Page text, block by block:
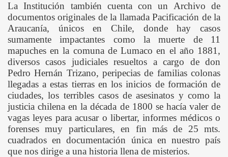
La Institución también cuenta con un Archivo de
documentos originales de la llamada Pacificación de la
Araucanía, únicos en Chile, donde hay casos
sumamente impactantes como la muerte de 11
mapuches en la comuna de Lumaco en el año 1881,
diversos casos judiciales resueltos a cargo de don
Pedro Hernán Trizano, peripecias de familias colonas
llegadas a estas tierras en los inicios de formación de
ciudades, los terribles casos de asesinatos y como la
justicia chilena en la década de 1800 se hacía valer de
vagas leyes para acusar o libertar, informes médicos o
forenses muy particulares, en fin más de 25 mts.
cuadrados en documentación única en nuestro país
que nos dirige a una historia llena de misterios.
A LA CIUDAD DE ANGOL
SUSTENTABLE
DE ANGOL